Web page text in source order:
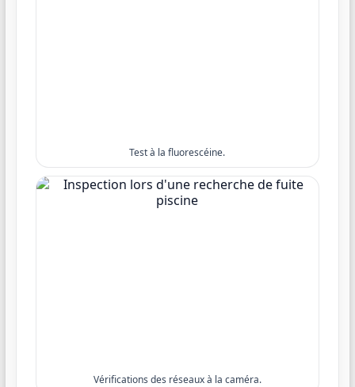
Test à la fluorescéine.
Vérifications des réseaux à la caméra.